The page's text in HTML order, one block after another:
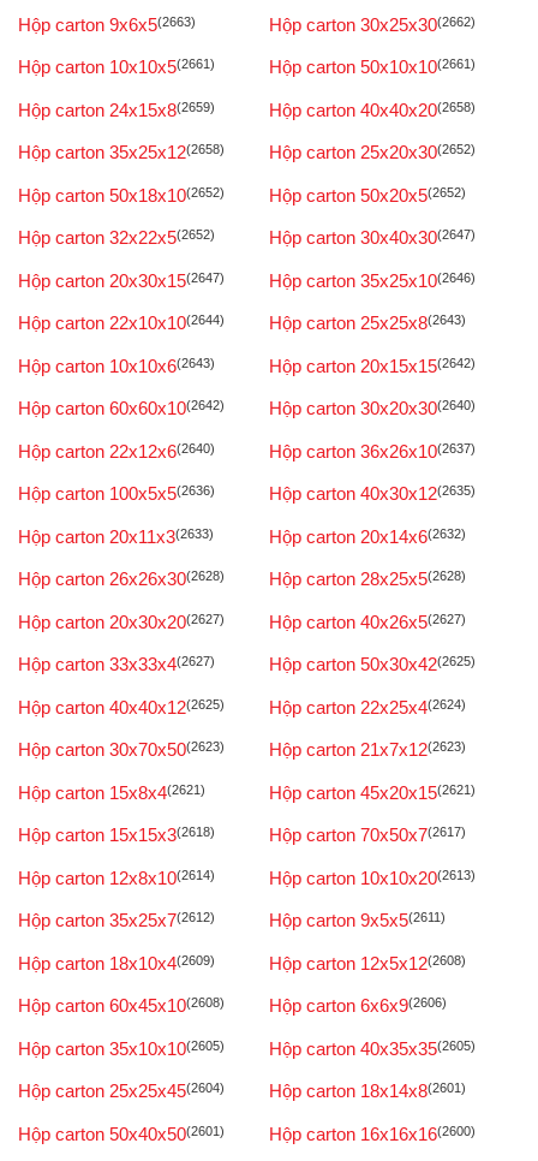
Hộp carton 9x6x5(2663) Hộp carton 30x25x30(2662)
Hộp carton 10x10x5(2661) Hộp carton 50x10x10(2661)
Hộp carton 24x15x8(2659) Hộp carton 40x40x20(2658)
Hộp carton 35x25x12(2658) Hộp carton 25x20x30(2652)
Hộp carton 50x18x10(2652) Hộp carton 50x20x5(2652)
Hộp carton 32x22x5(2652) Hộp carton 30x40x30(2647)
Hộp carton 20x30x15(2647) Hộp carton 35x25x10(2646)
Hộp carton 22x10x10(2644) Hộp carton 25x25x8(2643)
Hộp carton 10x10x6(2643) Hộp carton 20x15x15(2642)
Hộp carton 60x60x10(2642) Hộp carton 30x20x30(2640)
Hộp carton 22x12x6(2640) Hộp carton 36x26x10(2637)
Hộp carton 100x5x5(2636) Hộp carton 40x30x12(2635)
Hộp carton 20x11x3(2633) Hộp carton 20x14x6(2632)
Hộp carton 26x26x30(2628) Hộp carton 28x25x5(2628)
Hộp carton 20x30x20(2627) Hộp carton 40x26x5(2627)
Hộp carton 33x33x4(2627) Hộp carton 50x30x42(2625)
Hộp carton 40x40x12(2625) Hộp carton 22x25x4(2624)
Hộp carton 30x70x50(2623) Hộp carton 21x7x12(2623)
Hộp carton 15x8x4(2621) Hộp carton 45x20x15(2621)
Hộp carton 15x15x3(2618) Hộp carton 70x50x7(2617)
Hộp carton 12x8x10(2614) Hộp carton 10x10x20(2613)
Hộp carton 35x25x7(2612) Hộp carton 9x5x5(2611)
Hộp carton 18x10x4(2609) Hộp carton 12x5x12(2608)
Hộp carton 60x45x10(2608) Hộp carton 6x6x9(2606)
Hộp carton 35x10x10(2605) Hộp carton 40x35x35(2605)
Hộp carton 25x25x45(2604) Hộp carton 18x14x8(2601)
Hộp carton 50x40x50(2601) Hộp carton 16x16x16(2600)